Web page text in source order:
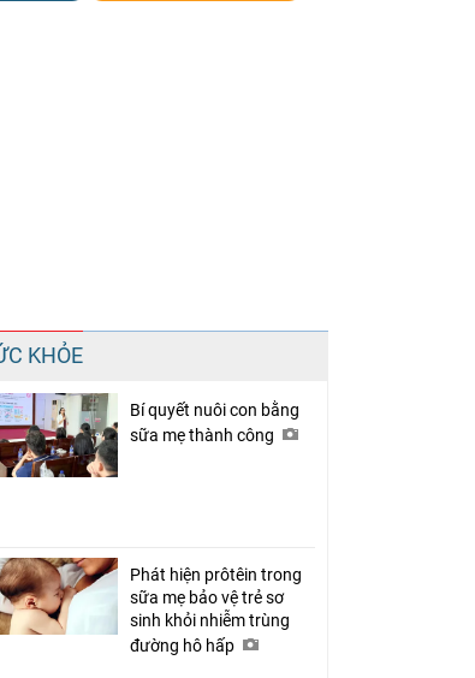
Chia sẻ
Facebook
KHỎE
Bí quyết nuôi con bằng
sữa mẹ thành công
Phát hiện prôtêin trong
sữa mẹ bảo vệ trẻ sơ
sinh khỏi nhiễm trùng
đường hô hấp